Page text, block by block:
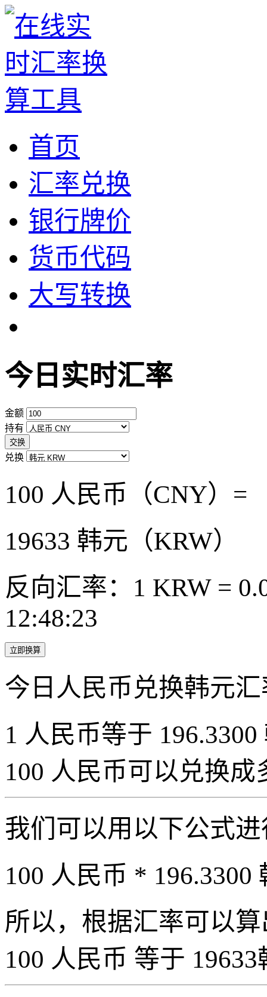
首页
汇率兑换
银行牌价
货币代码
大写转换
今日实时汇率
金额
持有
交换
兑换
100 人民币（CNY）=
19633 韩元（KRW）
反向汇率：1 KRW =
12:48:23
立即换算
今日人民币兑换韩元
1 人民币等于
100 人民币可以兑换成
我们可以用以下公式
100 人民币 * 196.3300
所以，根据汇率可以
100 人民币 等于